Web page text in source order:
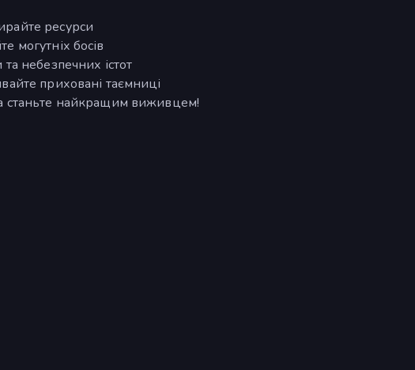
ресурси
могутніх босів
небезпечних істот
приховані таємниці
станьте найкращим виживцем!